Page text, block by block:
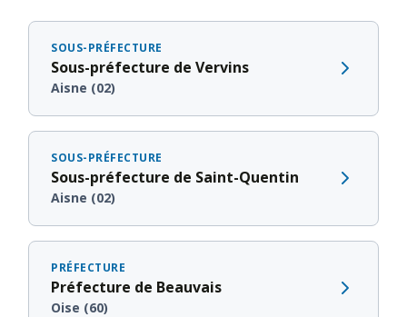
SOUS-PRÉFECTURE
Sous-préfecture de Vervins
Aisne (02)
SOUS-PRÉFECTURE
Sous-préfecture de Saint-Quentin
Aisne (02)
PRÉFECTURE
Préfecture de Beauvais
Oise (60)